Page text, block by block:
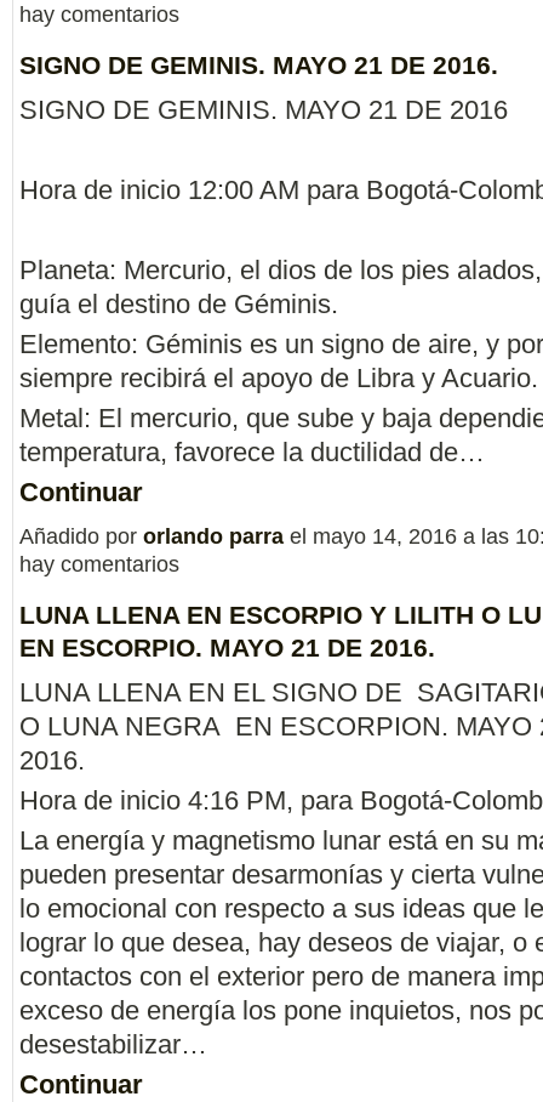
hay comentarios
SIGNO DE GEMINIS. MAYO 21 DE 2016.
SIGNO DE GEMINIS. MAYO 21 DE 2016
Hora de inicio 12:00 AM para Bogotá-
Planeta: Mercurio, el dios de los pies
guía el destino de Géminis.
Elemento: Géminis es un signo de aire, y
siempre recibirá el apoyo de Libra y Acuario.
Metal: El mercurio, que sube y baja
temperatura, favorece la ductilidad de…
Continuar
Añadido por orlando parra el mayo 14, 2016 a las
hay comentarios
LUNA LLENA EN ESCORPIO Y LILITH O
EN ESCORPIO. MAYO 21 DE 2016.
LUNA LLENA EN EL SIGNO DE
O LUNA NEGRA EN ESCORPION. MAYO
2016.
Hora de inicio 4:16 PM, para Bogotá-
La energía y magnetismo lunar está en su
pueden presentar desarmonías y cierta
lo emocional con respecto a sus ideas que
lograr lo que desea, hay deseos de viajar, o
contactos con el exterior pero de manera
exceso de energía los pone inquietos, nos
desestabilizar…
Continuar